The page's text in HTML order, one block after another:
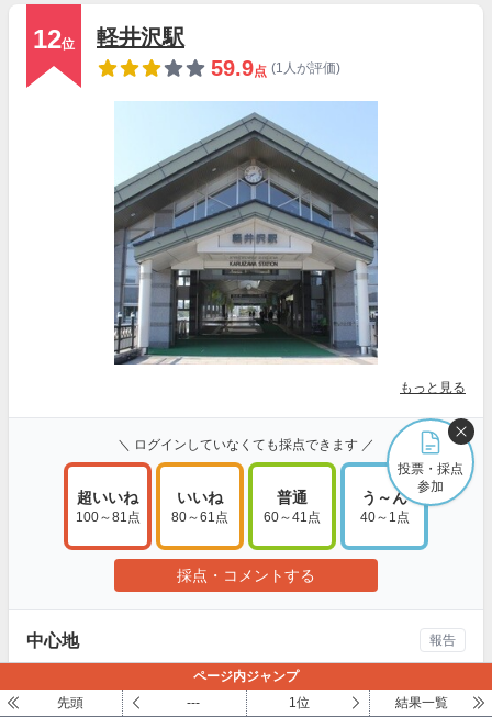
12位
軽井沢駅
59.9点 (1人が評価)
もっと見る
＼ ログインしていなくても採点できます ／
超いいね
100～81点
いいね
80～61点
普通
60～41点
う～ん
40～1点
採点・コメントする
中心地
いわゆる「軽井沢」のイメージの中心にある町で、おしゃれな
店と自然が融合した、特に夏には快適な場所です。晴れた空に
報告
投票・採点
参加
ページ内ジャンプ
先頭
--- 1位 結果一覧